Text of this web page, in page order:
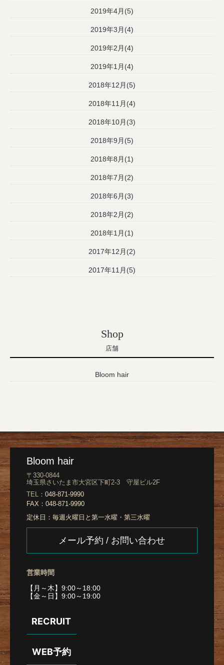
2019年4月(5)
2019年3月(4)
2019年2月(4)
2019年1月(4)
2018年12月(5)
2018年11月(4)
2018年10月(3)
2018年9月(5)
2018年8月(1)
2018年7月(2)
2018年6月(3)
2018年2月(2)
2018年1月(1)
2017年12月(2)
2017年11月(5)
Shop
店舗
Bloom hair
Bloom hair
〒330-0844
埼玉県さいたま市大宮区下町2-3 守屋ビル2F
TEL： 048-871-9990
FAX： 048-871-9990
定休日： 毎週火曜日と第一水曜・第三水曜
メール予約 / お問い合わせ
営業時間
【月～木】9:00～18:00
【金～日】9:00～19:00
RECRUIT
WEB予約